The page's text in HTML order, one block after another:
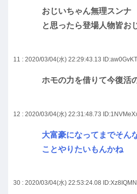
おじいちゃん無理スンナ
と思ったら登場人物皆お
11 : 2020/03/04(水) 22:29:43.13
ホモの力を借りて今復活
12 : 2020/03/04(水) 22:31:48.73
大富豪になってまでそん
ことやりたいもんかね
30 : 2020/03/04(水) 22:53:24.08